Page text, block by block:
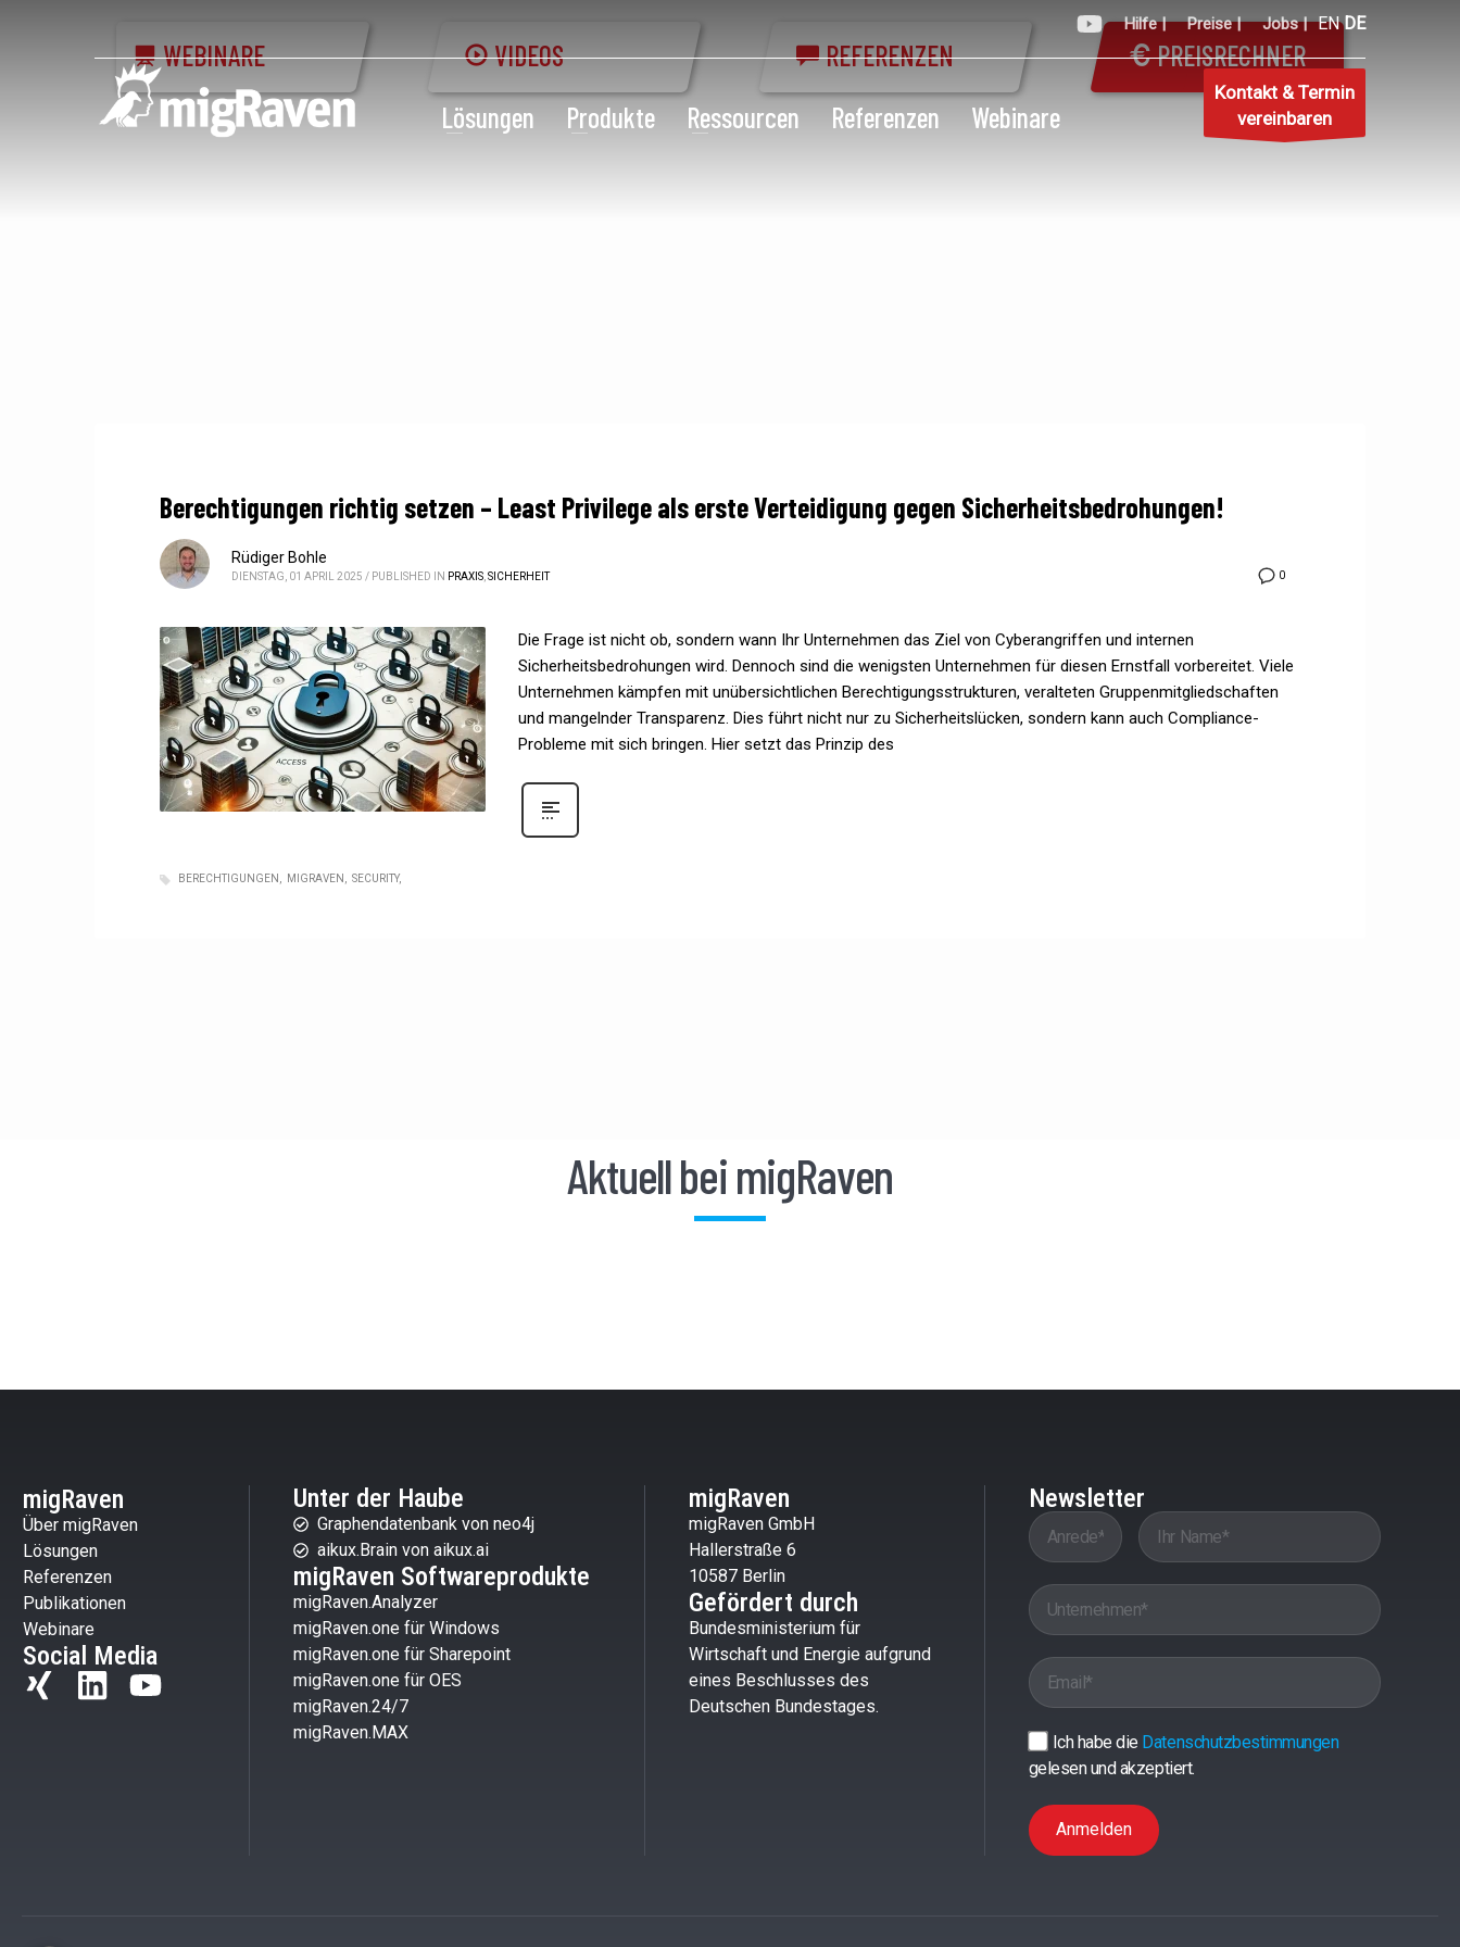
Hilfe | Preise | Jobs | EN DE
Lösungen Produkte Ressourcen Referenzen Webinare
Kontakt & Termin
vereinbaren
WEBINARE VIDEOS REFERENZEN PREISRECHNER
Berechtigungen richtig setzen – Least Privilege als erste Verteidigung gegen Sicherheitsbedrohungen!
0
Rüdiger Bohle
DIENSTAG, 01 APRIL 2025 / PUBLISHED IN PRAXIS SICHERHEIT
Die Frage ist nicht ob, sondern wann Ihr Unternehmen das Ziel von Cyberangriffen und internen
Sicherheitsbedrohungen wird. Dennoch sind die wenigsten Unternehmen für diesen Ernstfall vorbereitet. Viele
Unternehmen kämpfen mit unübersichtlichen Berechtigungsstrukturen, veralteten Gruppenmitgliedschaften
und mangelnder Transparenz. Dies führt nicht nur zu Sicherheitslücken, sondern kann auch Compliance-
Probleme mit sich bringen. Hier setzt das Prinzip des
BERECHTIGUNGEN MIGRAVEN SECURITY
Aktuell bei migRaven
migRaven
Über migRaven
Lösungen
Referenzen
Publikationen
Webinare
Social Media
Unter der Haube
Graphendatenbank von neo4j
aikux.Brain von aikux.ai
migRaven Softwareprodukte
migRaven.Analyzer
migRaven.one für Windows
migRaven.one für Sharepoint
migRaven.one für OES
migRaven.24/7
migRaven.MAX
migRaven
migRaven GmbH
Hallerstraße 6
10587 Berlin
Gefördert durch
Bundesministerium für
Wirtschaft und Energie aufgrund
eines Beschlusses des
Deutschen Bundestages.
Newsletter
Ich habe die Datenschutzbestimmungen
gelesen und akzeptiert.
Anmelden